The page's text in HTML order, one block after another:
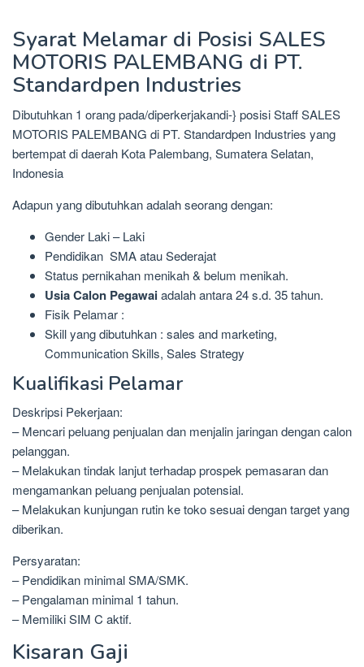
Syarat Melamar di Posisi SALES
MOTORIS PALEMBANG di PT.
Standardpen Industries
Dibutuhkan 1 orang pada/diperkerjakandi-} posisi Staff SALES
MOTORIS PALEMBANG di PT. Standardpen Industries yang
bertempat di daerah Kota Palembang, Sumatera Selatan,
Indonesia
Adapun yang dibutuhkan adalah seorang dengan:
Gender Laki – Laki
Pendidikan SMA atau Sederajat
Status pernikahan menikah & belum menikah.
Usia Calon Pegawaiadalah antara 24 s.d. 35 tahun.
Fisik Pelamar :
Skill yang dibutuhkan : sales and marketing,
Communication Skills, Sales Strategy
Kualifikasi Pelamar
Deskripsi Pekerjaan:
– Mencari peluang penjualan dan menjalin jaringan dengan calon
pelanggan.
– Melakukan tindak lanjut terhadap prospek pemasaran dan
mengamankan peluang penjualan potensial.
– Melakukan kunjungan rutin ke toko sesuai dengan target yang
diberikan.
Persyaratan:
– Pendidikan minimal SMA/SMK.
– Pengalaman minimal 1 tahun.
– Memiliki SIM C aktif.
Kisaran Gaji